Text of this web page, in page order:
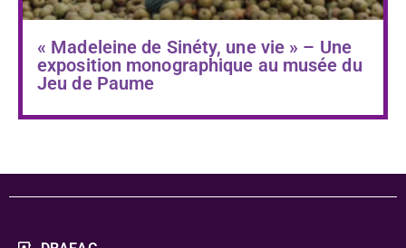
« Madeleine de Sinéty, une vie » – Une
exposition monographique au musée du
Jeu de Paume